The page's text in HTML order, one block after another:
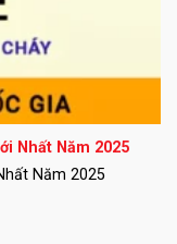
Nhất Năm 2025
Năm 2025